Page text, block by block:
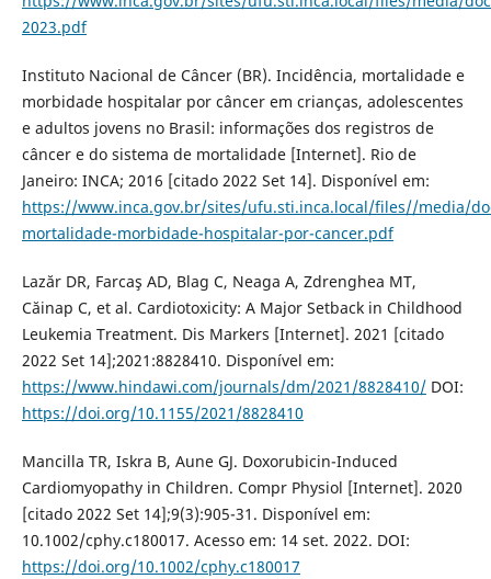
2023.pdf
Instituto Nacional de Câncer (BR). Incidência, mortalidade e
morbidade hospitalar por câncer em crianças, adolescentes
e adultos jovens no Brasil: informações dos registros de
câncer e do sistema de mortalidade [Internet]. Rio de
Janeiro: INCA; 2016 [citado 2022 Set 14]. Disponível em:
https://www.inca.gov.br/sites/ufu.sti.inca.local/files//media/
mortalidade-morbidade-hospitalar-por-cancer.pdf
Lazăr DR, Farcaş AD, Blag C, Neaga A, Zdrenghea MT,
Căinap C, et al. Cardiotoxicity: A Major Setback in Childhood
Leukemia Treatment. Dis Markers [Internet]. 2021 [citado
2022 Set 14];2021:8828410. Disponível em:
https://www.hindawi.com/journals/dm/2021/8828410/DOI:
https://doi.org/10.1155/2021/8828410
Mancilla TR, Iskra B, Aune GJ. Doxorubicin-Induced
Cardiomyopathy in Children. Compr Physiol [Internet]. 2020
[citado 2022 Set 14];9(3):905-31. Disponível em:
10.1002/cphy.c180017. Acesso em: 14 set. 2022. DOI:
https://doi.org/10.1002/cphy.c180017